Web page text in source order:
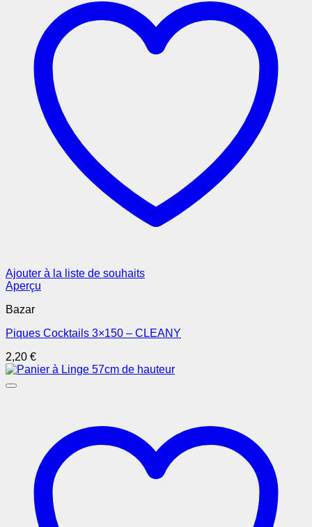
Ajouter à la liste de souhaits
Aperçu
Bazar
Piques Cocktails 3×150 – CLEANY
2,20 €